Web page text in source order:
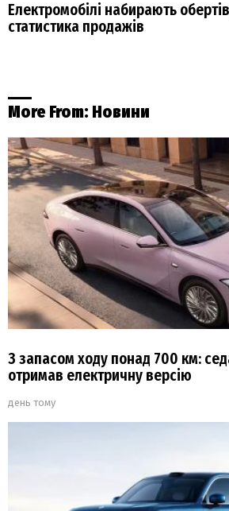
Електромобілі набирають
статистика продажів
More From: Новини
З запасом ходу понад 700 км:
отримав електричну версію
день тому